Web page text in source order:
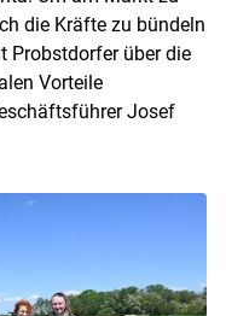
die Kräfte zu bündeln
Probstdorfer über die
Vorteile
Josef